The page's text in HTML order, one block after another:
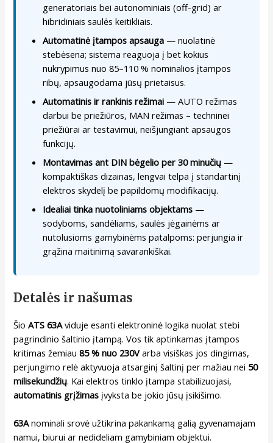
generatoriais bei autonominiais (off-grid) ar
hibridiniais saulės keitikliais.
Automatinė įtampos apsauga — nuolatinė
stebėsena; sistema reaguoja į bet kokius
nukrypimus nuo 85–110 % nominalios įtampos
ribų, apsaugodama jūsų prietaisus.
Automatinis ir rankinis režimai — AUTO režimas
darbui be priežiūros, MAN režimas – techninei
priežiūrai ar testavimui, neišjungiant apsaugos
funkcijų.
Montavimas ant DIN bėgelio per 30 minučių —
kompaktiškas dizainas, lengvai telpa į standartinį
elektros skydelį be papildomų modifikacijų.
Idealiai tinka nuotoliniams objektams —
sodyboms, sandėliams, saulės jėgainėms ar
nutolusioms gamybinėms patalpoms: perjungia ir
grąžina maitinimą savarankiškai.
Detalės ir našumas
ŠioATS 63Aviduje esanti elektroninė logika nuolat stebi
pagrindinio šaltinio įtampą. Vos tik aptinkamas įtampos
kritimas žemiau85 % nuo 230Varba visiškas jos dingimas,
perjungimo relė aktyvuoja atsarginį šaltinį per mažiau nei 50
milisekundžių. Kai elektros tinklo įtampa stabilizuojasi,
automatinis grįžimas įvyksta be jokio jūsų įsikišimo.
63Anominali srovė užtikrina pakankamą galią gyvenamajam
namui, biurui ar nedideliam gamybiniam objektui.